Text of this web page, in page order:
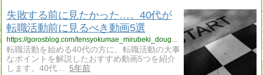
失敗する前に見たかった…。40代が
転職活動前に見るべき動画5選
転職活動を始める40代の方に、転職活動の大事
なポイントを解説したおすすめ動画5つを紹介
します。40代…
5年前